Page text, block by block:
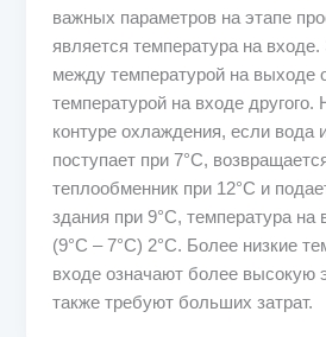
важных параметров на этапе
является температура на
между температурой на выходе
температурой на входе другого.
контуре охлаждения, если вода
поступает при 7°C,
теплообменник при 12°C и
здания при 9°C, температура на
(9°C – 7°C) 2°C. Более низкие
входе означают более высокую
также требуют больших затрат.